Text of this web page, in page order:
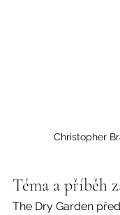
Christopher
Téma a příběh
The Dry Garden